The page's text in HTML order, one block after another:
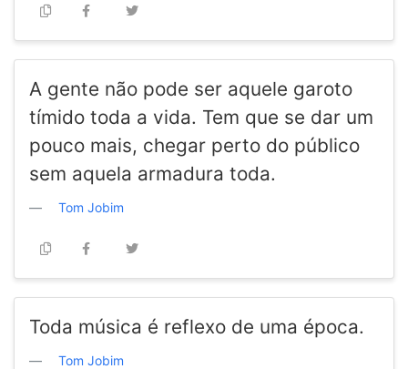
A gente não pode ser aquele garoto
tímido toda a vida. Tem que se dar um
pouco mais, chegar perto do público
sem aquela armadura toda.
Tom Jobim
Toda música é reflexo de uma época.
Tom Jobim